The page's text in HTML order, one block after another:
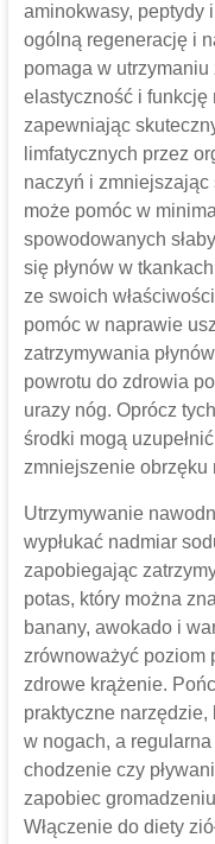
aminokwasy, peptydy
ogólną regenerację i
pomaga w
elastyczność i funkcję
zapewniając
limfatycznych przez
naczyń i
może pomóc w
spowodowanych
się płynów w
ze swoich
pomóc w naprawie
zatrzymywania
powrotu do zdrowia
urazy nóg. Oprócz
środki mogą
zmniejszenie obrzęku
Utrzymywanie
wypłukać nadmiar
zapobiegając
potas, który można
banany, awokado i
zrównoważyć poziom
zdrowe krążenie.
praktyczne narzędzie,
w nogach, a
chodzenie czy
zapobiec
Włączenie do diety